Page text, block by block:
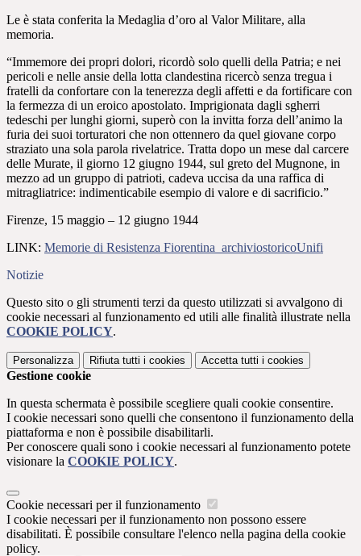
Le è stata conferita la Medaglia d’oro al Valor Militare, alla
memoria.
“Immemore dei propri dolori, ricordò solo quelli della Patria; e nei
pericoli e nelle ansie della lotta clandestina ricercò senza tregua i
fratelli da confortare con la tenerezza degli affetti e da fortificare con
la fermezza di un eroico apostolato. Imprigionata dagli sgherri
tedeschi per lunghi giorni, superò con la invitta forza dell’animo la
furia dei suoi torturatori che non ottennero da quel giovane corpo
straziato una sola parola rivelatrice. Tratta dopo un mese dal carcere
delle Murate, il giorno 12 giugno 1944, sul greto del Mugnone, in
mezzo ad un gruppo di patrioti, cadeva uccisa da una raffica di
mitragliatrice: indimenticabile esempio di valore e di sacrificio.”
Firenze, 15 maggio – 12 giugno 1944
LINK: Memorie di Resistenza Fiorentina archiviostoricoUnifi
Notizie
Questo sito o gli strumenti terzi da questo utilizzati si avvalgono di
cookie necessari al funzionamento ed utili alle finalità illustrate nella
COOKIE POLICY.
Personalizza Rifiuta tutti i cookies Accetta tutti i cookies
Gestione cookie
In questa schermata è possibile scegliere quali cookie consentire.
I cookie necessari sono quelli che consentono il funzionamento della
piattaforma e non è possibile disabilitarli.
Per conoscere quali sono i cookie necessari al funzionamento potete
visionare la COOKIE POLICY.
Cookie necessari per il funzionamento
I cookie necessari per il funzionamento non possono essere
disabilitati. È possibile consultare l'elenco nella pagina della cookie
policy.